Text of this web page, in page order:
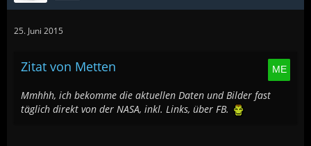
25. Juni 2015
Zitat von Metten
Mmhhh, ich bekomme die aktuellen Daten und Bilder fast
täglich direkt von der NASA, inkl. Links, über FB.